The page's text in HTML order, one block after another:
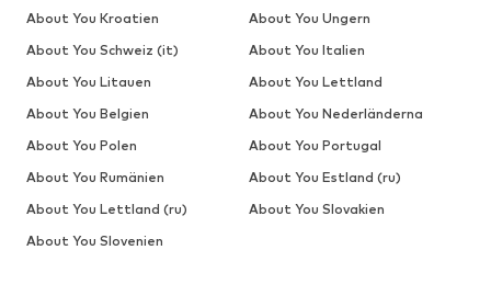
About You Kroatien
About You Ungern
About You Schweiz (it)
About You Italien
About You Litauen
About You Lettland
About You Belgien
About You Nederländerna
About You Polen
About You Portugal
About You Rumänien
About You Estland (ru)
About You Lettland (ru)
About You Slovakien
About You Slovenien